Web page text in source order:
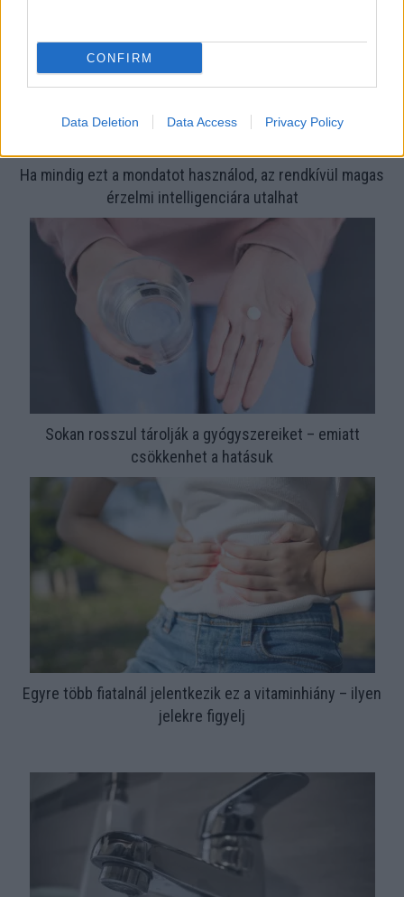
CONFIRM
Data Deletion Data Access Privacy Policy
Ha mindig ezt a mondatot használod, az rendkívül magas
érzelmi intelligenciára utalhat
Sokan rosszul tárolják a gyógyszereiket – emiatt
csökkenhet a hatásuk
Egyre több fiatalnál jelentkezik ez a vitaminhiány – ilyen
jelekre figyelj